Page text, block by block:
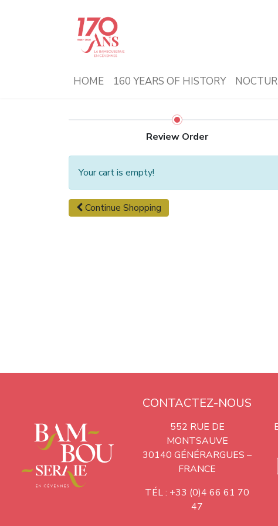
HOME 160 YEARS OF HISTORY
Review Order
Your cart is empty!
Continue Shopping
CONTACTEZ-NOUS
552 RUE DE
MONTSAUVE
30140 GÉNÉRARGUES –
FRANCE
TÉL : +33 (0)4 66 61 70
47